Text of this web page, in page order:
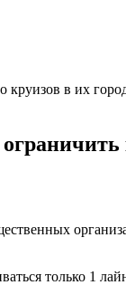
только 1